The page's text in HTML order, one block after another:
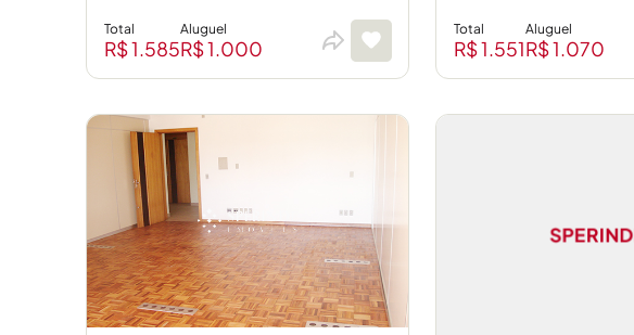
Total
R$ 1.585
Aluguel
R$ 1.000
Total
R$ 1.551
Aluguel
R$ 1.070